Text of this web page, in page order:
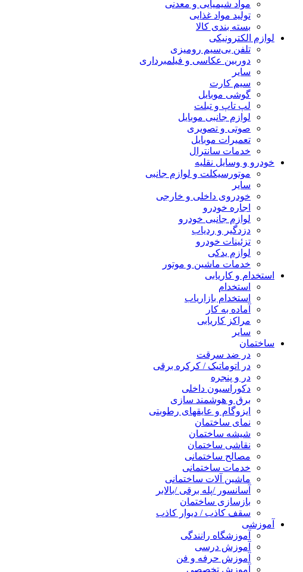
مواد شیمیایی و معدنی
تولید مواد غذایی
بسته بندی کالا
لوازم الکترونیکی
تلفن بی‌سیم رومیزی
دوربین عکاسی و فیلمبرداری
سایر
سیم کارت
گوشی موبایل
لپ تاپ و تبلت
لوازم جانبی موبایل
صوتی و تصویری
تعمیرات موبایل
خدمات سانترال
خودرو و وسایل نقلیه
موتورسیکلت و لوازم جانبی
سایر
خودروی داخلی و خارجی
اجاره خودرو
لوازم جانبی خودرو
دزدگیر و ردیاب
تزئینات خودرو
لوازم یدکی
خدمات ماشین و موتور
استخدام و کاریابی
استخدام
استخدام بازاریاب
آماده به کار
مراکز کاریابی
سایر
ساختمان
در ضد سرقت
در اتوماتیک / کرکره برقی
در و پنجره
دکوراسیون داخلی
برق و هوشمند سازی
ایزوگام و عایقهای رطوبتی
نمای ساختمان
شیشه ساختمان
نقاشی ساختمان
مصالح ساختمانی
خدمات ساختمانی
ماشین آلات ساختمانی
آسانسور /پله برقی /بالابر
بازسازی ساختمان
سقف کاذب / دیوار کاذب
آموزشی
آموزشگاه رانندگی
آموزش درسی
آموزش حرفه و فن
آموزش تخصصی